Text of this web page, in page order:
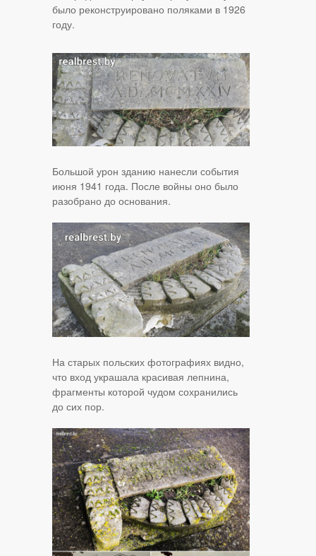
было реконструировано поляками в 1926
году.
Большой урон зданию нанесли события
июня 1941 года. После войны оно было
разобрано до основания.
На старых польских фотографиях видно,
что вход украшала красивая лепнина,
фрагменты которой чудом сохранились
до сих пор.